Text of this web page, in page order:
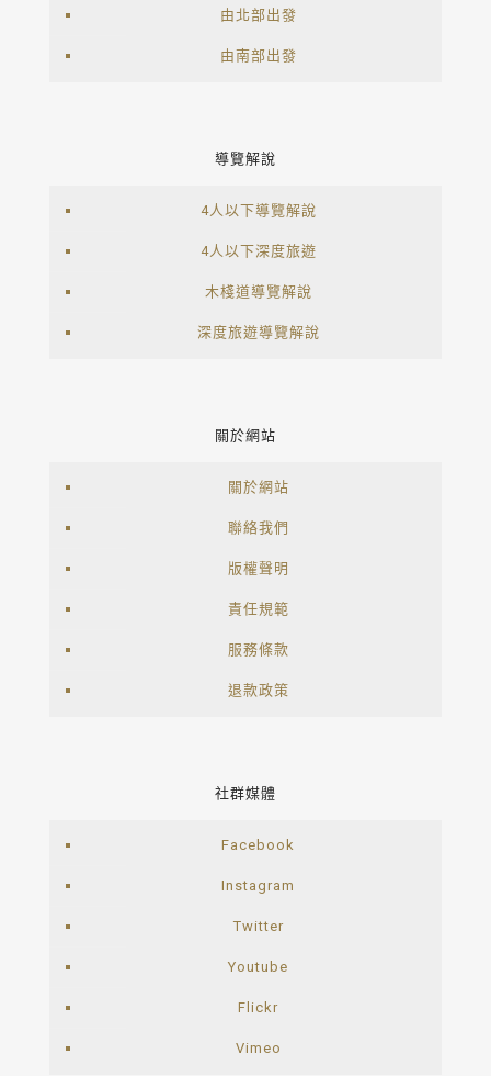
由北部出發
由南部出發
導覽解說
4人以下導覽解說
4人以下深度旅遊
木棧道導覽解說
深度旅遊導覽解說
關於網站
關於網站
聯絡我們
版權聲明
責任規範
服務條款
退款政策
社群媒體
Facebook
Instagram
Twitter
Youtube
Flickr
Vimeo